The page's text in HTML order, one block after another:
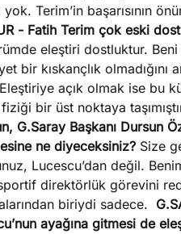
Terim’in başarısının
- Fatih Terim çok eski
eleştiri dostluktur.
bir kıskançlık olmadığını
açık olmak ise bu
bir üst noktaya
G.Saray Başkanı Dursun
ne diyeceksiniz? Size
Lucescu’dan değil.
direktörlük görevini
biriydi sadece.
ayağına gitmesi de